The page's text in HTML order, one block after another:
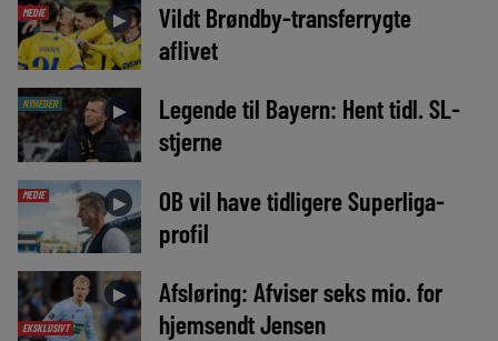
MEDIE ►
Vildt Brøndby-transferrygte
aflivet
NYHEDER ►
Legende til Bayern: Hent tidl. SL-
stjerne
MEDIE ►
OB vil have tidligere Superliga-
profil
EKSKLUSIVT
►
Afsløring: Afviser seks mio. for
hjemsendt Jensen